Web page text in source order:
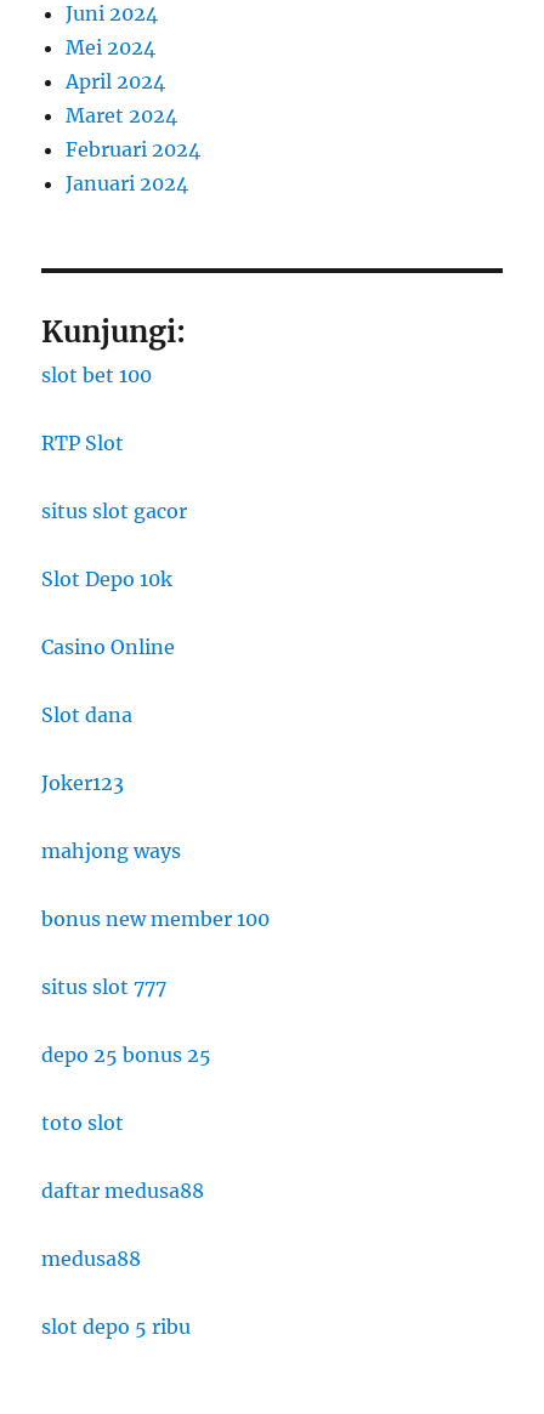
Juni 2024
Mei 2024
April 2024
Maret 2024
Februari 2024
Januari 2024
Kunjungi:
slot bet 100
RTP Slot
situs slot gacor
Slot Depo 10k
Casino Online
Slot dana
Joker123
mahjong ways
bonus new member 100
situs slot 777
depo 25 bonus 25
toto slot
daftar medusa88
medusa88
slot depo 5 ribu